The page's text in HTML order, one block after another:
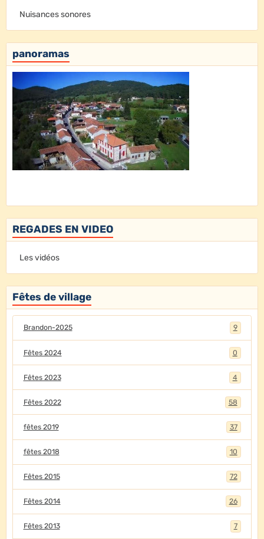
Nuisances sonores
panoramas
REGADES EN VIDEO
Les vidéos
Fêtes de village
Brandon-2025 9
Fêtes 2024 0
Fêtes 2023 4
Fêtes 2022 58
fêtes 2019 37
fêtes 2018 10
Fêtes 2015 72
Fêtes 2014 26
Fêtes 2013 7